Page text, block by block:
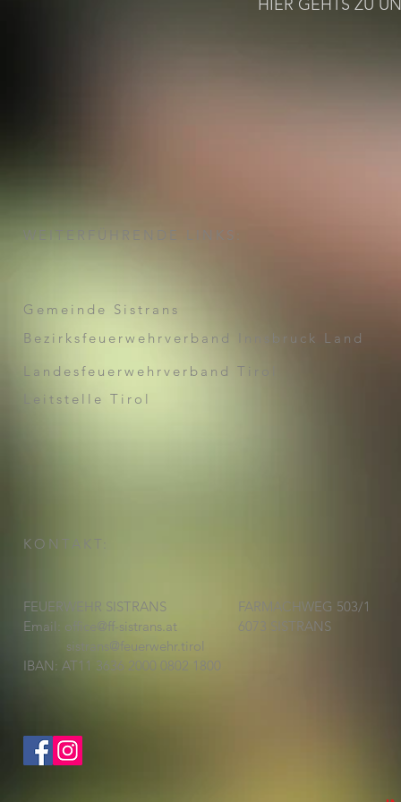
HIER GEHTS ZU
WEITERFÜHRENDE LINKS:
Gemeinde Sistrans
Bezirksfeuerwehrverband Innsbruck Land
Landesfeuerwehrverband Tirol
Leitstelle Tirol
KONTAKT:
FEUERWEHR SISTRANS
Email: office@ff-sistrans.at
sistrans@feuerwehr.tirol
IBAN: AT11 3636 2000 0802 1800
FARMACHWEG 503/1
6073 SISTRANS